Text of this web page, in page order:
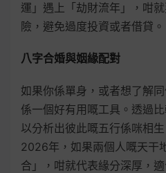
運」遇上「劫財流年」，咁
險，避免過度投資或者借貸。
八字合婚與姻緣配對
如果你係單身，或者想了解
係一個好有用嘅工具。透過
以分析出彼此嘅五行係咪相
2026年，如果兩個人嘅天干
合」，咁就代表緣分深厚，